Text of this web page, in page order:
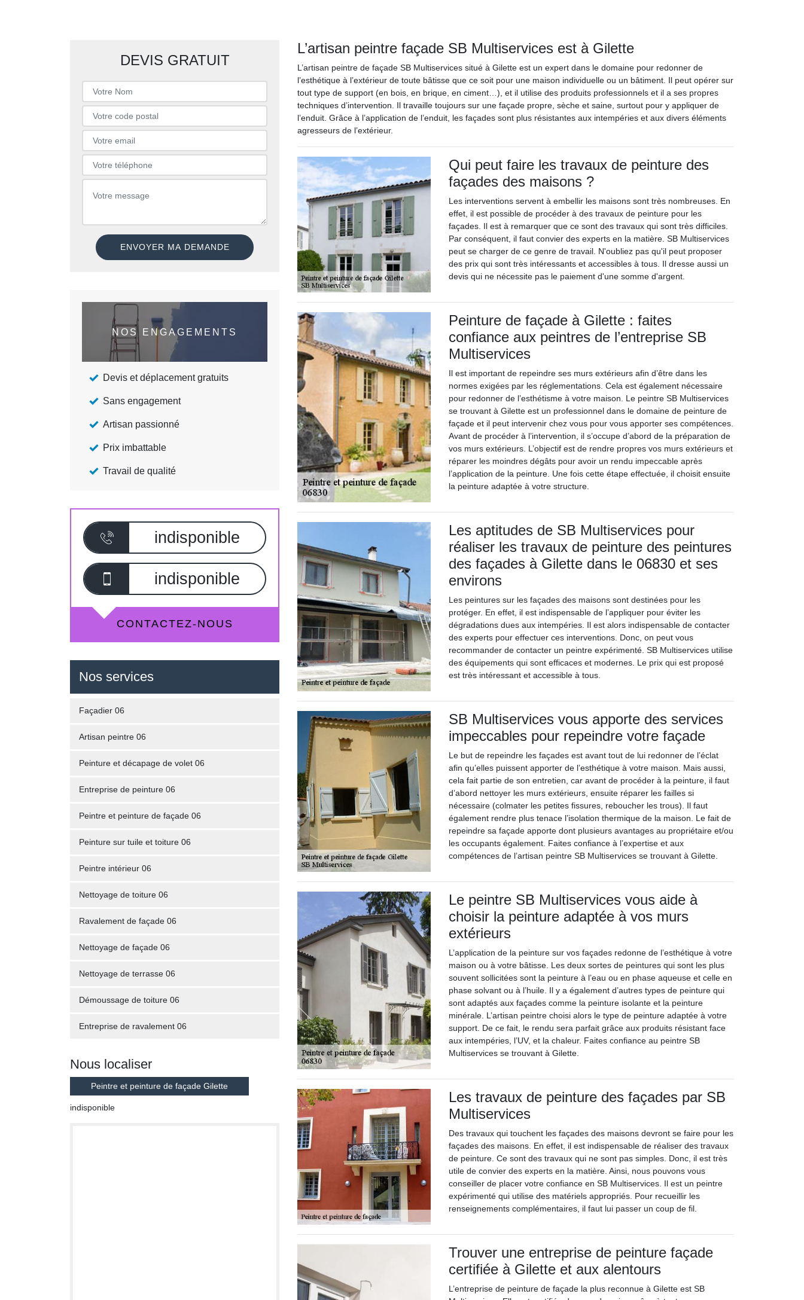
DEVIS GRATUIT
NOS ENGAGEMENTS
Devis et déplacement gratuits
Sans engagement
Artisan passionné
Prix imbattable
Travail de qualité
indisponible
indisponible
CONTACTEZ-NOUS
Nos services
Façadier 06
Artisan peintre 06
Peinture et décapage de volet 06
Entreprise de peinture 06
Peintre et peinture de façade 06
Peinture sur tuile et toiture 06
Peintre intérieur 06
Nettoyage de toiture 06
Ravalement de façade 06
Nettoyage de façade 06
Nettoyage de terrasse 06
Démoussage de toiture 06
Entreprise de ravalement 06
Nous localiser
Peintre et peinture de façade Gilette
indisponible
L’artisan peintre façade SB Multiservices est à Gilette
L’artisan peintre de façade SB Multiservices situé à Gilette est un expert dans le domaine pour redonner de
l’esthétique à l’extérieur de toute bâtisse que ce soit pour une maison individuelle ou un bâtiment. Il peut opérer sur
tout type de support (en bois, en brique, en ciment…), et il utilise des produits professionnels et il a ses propres
techniques d’intervention. Il travaille toujours sur une façade propre, sèche et saine, surtout pour y appliquer de
l’enduit. Grâce à l’application de l’enduit, les façades sont plus résistantes aux intempéries et aux divers éléments
agresseurs de l’extérieur.
Qui peut faire les travaux de peinture des
façades des maisons ?
Les interventions servent à embellir les maisons sont très nombreuses. En
effet, il est possible de procéder à des travaux de peinture pour les
façades. Il est à remarquer que ce sont des travaux qui sont très difficiles.
Par conséquent, il faut convier des experts en la matière. SB Multiservices
peut se charger de ce genre de travail. N'oubliez pas qu'il peut proposer
des prix qui sont très intéressants et accessibles à tous. Il dresse aussi un
devis qui ne nécessite pas le paiement d'une somme d'argent.
Peinture de façade à Gilette : faites
confiance aux peintres de l’entreprise SB
Multiservices
Il est important de repeindre ses murs extérieurs afin d’être dans les
normes exigées par les réglementations. Cela est également nécessaire
pour redonner de l’esthétisme à votre maison. Le peintre SB Multiservices
se trouvant à Gilette est un professionnel dans le domaine de peinture de
façade et il peut intervenir chez vous pour vous apporter ses compétences.
Avant de procéder à l’intervention, il s’occupe d’abord de la préparation de
vos murs extérieurs. L’objectif est de rendre propres vos murs extérieurs et
réparer les moindres dégâts pour avoir un rendu impeccable après
l’application de la peinture. Une fois cette étape effectuée, il choisit ensuite
la peinture adaptée à votre structure.
Les aptitudes de SB Multiservices pour
réaliser les travaux de peinture des peintures
des façades à Gilette dans le 06830 et ses
environs
Les peintures sur les façades des maisons sont destinées pour les
protéger. En effet, il est indispensable de l’appliquer pour éviter les
dégradations dues aux intempéries. Il est alors indispensable de contacter
des experts pour effectuer ces interventions. Donc, on peut vous
recommander de contacter un peintre expérimenté. SB Multiservices utilise
des équipements qui sont efficaces et modernes. Le prix qui est proposé
est très intéressant et accessible à tous.
SB Multiservices vous apporte des services
impeccables pour repeindre votre façade
Le but de repeindre les façades est avant tout de lui redonner de l’éclat
afin qu’elles puissent apporter de l’esthétique à votre maison. Mais aussi,
cela fait partie de son entretien, car avant de procéder à la peinture, il faut
d’abord nettoyer les murs extérieurs, ensuite réparer les failles si
nécessaire (colmater les petites fissures, reboucher les trous). Il faut
également rendre plus tenace l’isolation thermique de la maison. Le fait de
repeindre sa façade apporte dont plusieurs avantages au propriétaire et/ou
les occupants également. Faites confiance à l’expertise et aux
compétences de l’artisan peintre SB Multiservices se trouvant à Gilette.
Le peintre SB Multiservices vous aide à
choisir la peinture adaptée à vos murs
extérieurs
L’application de la peinture sur vos façades redonne de l’esthétique à votre
maison ou à votre bâtisse. Les deux sortes de peintures qui sont les plus
souvent sollicitées sont la peinture à l’eau ou en phase aqueuse et celle en
phase solvant ou à l’huile. Il y a également d’autres types de peinture qui
sont adaptés aux façades comme la peinture isolante et la peinture
minérale. L’artisan peintre choisi alors le type de peinture adaptée à votre
support. De ce fait, le rendu sera parfait grâce aux produits résistant face
aux intempéries, l’UV, et la chaleur. Faites confiance au peintre SB
Multiservices se trouvant à Gilette.
Les travaux de peinture des façades par SB
Multiservices
Des travaux qui touchent les façades des maisons devront se faire pour les
façades des maisons. En effet, il est indispensable de réaliser des travaux
de peinture. Ce sont des travaux qui ne sont pas simples. Donc, il est très
utile de convier des experts en la matière. Ainsi, nous pouvons vous
conseiller de placer votre confiance en SB Multiservices. Il est un peintre
expérimenté qui utilise des matériels appropriés. Pour recueillir les
renseignements complémentaires, il faut lui passer un coup de fil.
Trouver une entreprise de peinture façade
certifiée à Gilette et aux alentours
L’entreprise de peinture de façade la plus reconnue à Gilette est SB